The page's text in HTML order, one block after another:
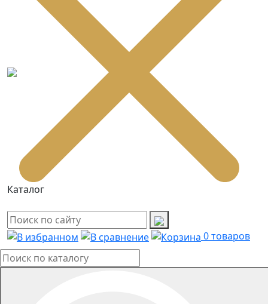
Каталог
0товаров